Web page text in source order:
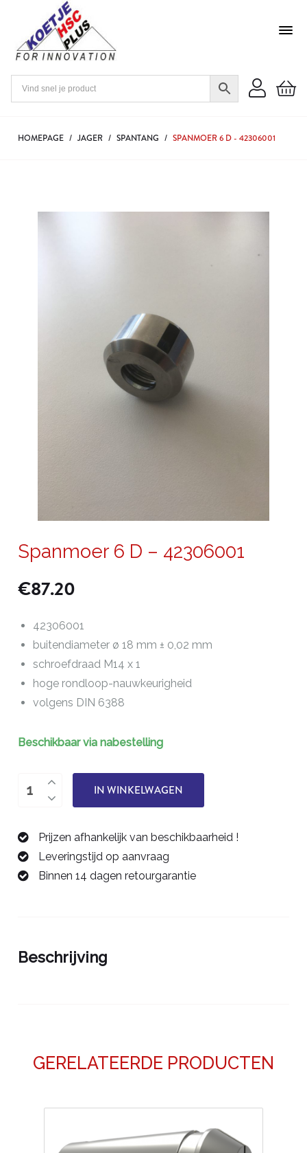
HOMEPAGE / JAGER / SPANTANG / SPANMOER 6 D - 42306001
Spanmoer 6 D – 42306001
€87.20
42306001
buitendiameter ø 18 mm ± 0,02 mm
schroefdraad M14 x 1
hoge rondloop-nauwkeurigheid
volgens DIN 6388
Beschikbaar via nabestelling
Spanmoer
-
42306001
aantal
IN WINKELWAGEN
Prijzen afhankelijk van beschikbaarheid !
Leveringstijd op aanvraag
Binnen 14 dagen retourgarantie
Beschrijving
GERELATEERDE PRODUCTEN